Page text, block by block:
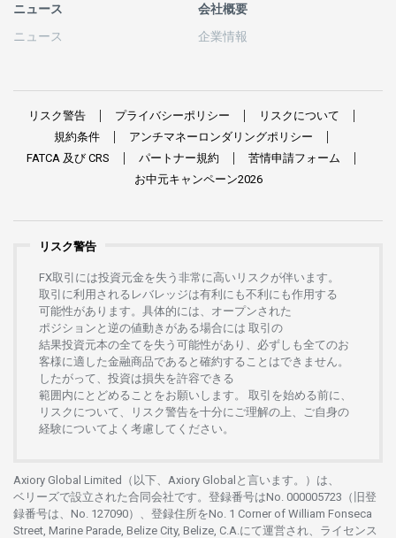
ニュース
ニュース
会社概要
企業情報
リスク警告 プライバシーポリシー
リスクについて
規約条件
アンチマネーロンダリングポリシー
FATCA 及び CRS パートナー規約 苦情申請フォーム
お中元キャンペーン2026
リスク警告
FX取引には投資元金を失う 非常に高い リスクが伴います。
取引に利用さ れる レバレッジは有利にも不利にも作用する
可能性があります。 具体的には、 オープンさ れた
ポジションと 逆の値動きがある場合には 取引の
結果投資元本の全てを失う 可能性があり、 必ずしも全てのお
客様に適した金融商品であると 確約することはできません。
したがって、 投資は損失を許容できる
範囲内にとどめることをお願いします 。 取引を始める前に、
リスクについて、
リスク警告を十分に ご理解の 上、 ご自身の
経験について よく 考慮してください。
Axiory Global Limited（以下、Axiory Globalと言います。）は、
ベリーズで設立さ れた合同会社です。 登録番号はNo. 000005723（旧登
録番号は、No. 127090）、 登録住所をNo. 1 Corner of William Fonseca
Street, Marine Parade, Belize City, Belize, C.A.にて運営さ れ、 ライセンス